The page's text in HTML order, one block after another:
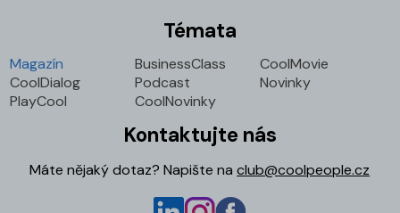
Témata
Magazín BusinessClass
CoolMovie
CoolDialog
Podcast
Novinky
PlayCool
CoolNovinky
Kontaktujte nás
Máte nějaký dotaz? Napište naclub@coolpeople.cz